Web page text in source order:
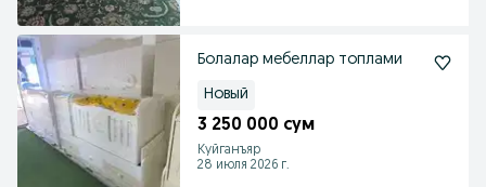
Болалар мебеллар топлами
Новый
3 250 000 сум
Куйганъяр
28 июля 2026 г.